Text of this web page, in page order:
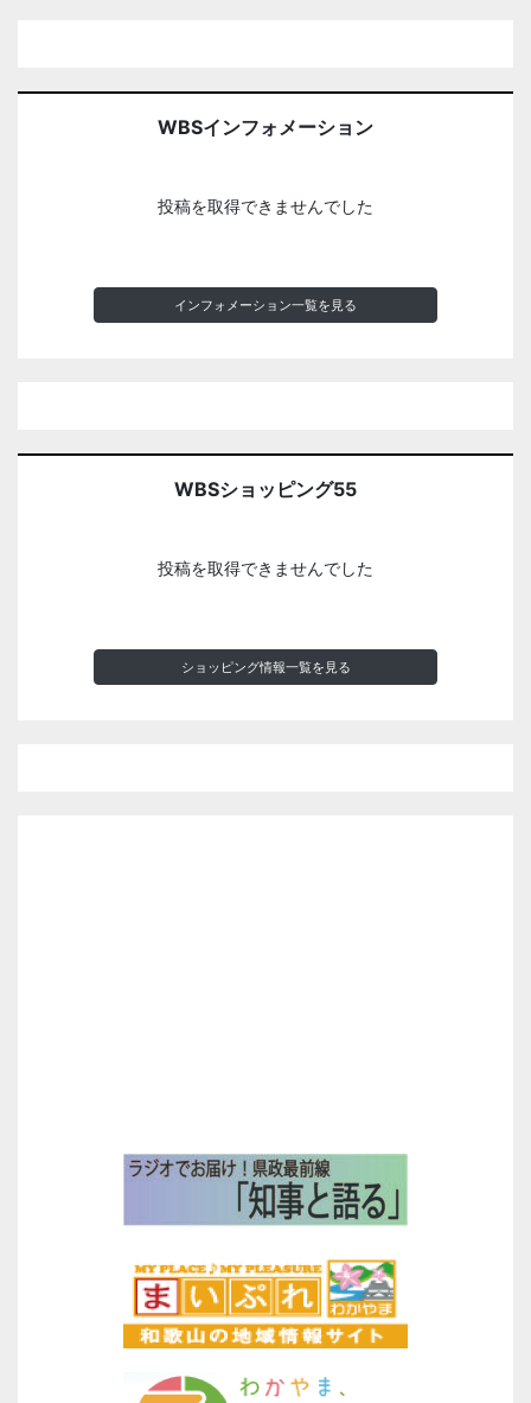
WBSインフォメーション
投稿を取得できませんでした
インフォメーション一覧を見る
WBSショッピング55
投稿を取得できませんでした
ショッピング情報一覧を見る